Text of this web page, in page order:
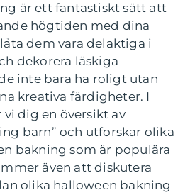
är ett fantastiskt sätt att
högtiden med dina
dem vara delaktiga i
dekorera läskiga
inte bara ha roligt utan
kreativa färdigheter. I
dig en översikt av
barn” och utforskar olika
bakning som är populära
även att diskutera
olika halloween bakning